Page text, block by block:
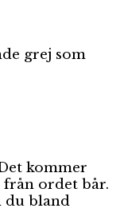
grej som
kommer
ordet bår.
du bland